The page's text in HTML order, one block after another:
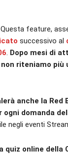
feature,
successivo al
. Dopo mesi di
riteniamo più
anche la
domanda
negli eventi
quiz online della